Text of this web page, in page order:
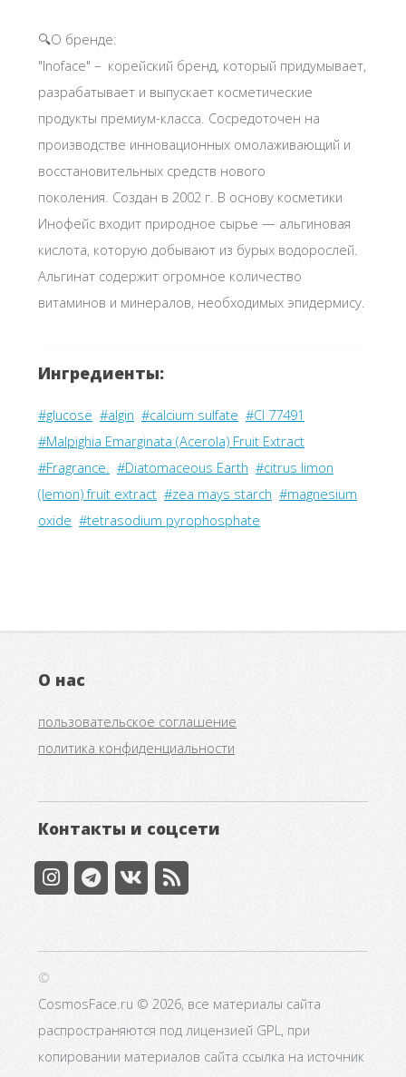
🔍О бренде:
"Inoface" – корейский бренд, который придумывает,
разрабатывает и выпускает косметические
продукты премиум-класса. Сосредоточен на
производстве инновационных омолаживающий и
восстановительных средств нового
поколения. Создан в 2002 г. В основу косметики
Инофейс входит природное сырье — альгиновая
кислота, которую добывают из бурых водорослей.
Альгинат содержит огромное количество
витаминов и минералов, необходимых эпидермису.
Ингредиенты:
#glucose #algin #calcium sulfate #CI 77491
#Malpighia Emarginata (Acerola) Fruit Extract
#Fragrance. #Diatomaceous Earth #citrus limon
(lemon) fruit extract #zea mays starch #magnesium
oxide #tetrasodium pyrophosphate
О нас
пользовательское соглашение
политика конфиденциальности
Контакты и соцсети
©
CosmosFace.ru © 2026, все материалы сайта
распространяются под лицензией GPL, при
копировании материалов сайта ссылка на источник